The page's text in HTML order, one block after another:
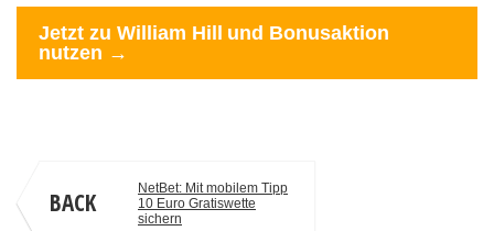
Jetzt zu William Hill und Bonusaktion
nutzen →
BACK
NetBet: Mit mobilem Tipp
10 Euro Gratiswette
sichern